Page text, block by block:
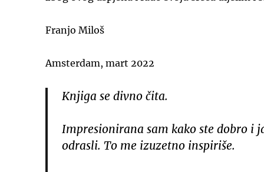
Franjo Miloš
Amsterdam, mart 2022
Knjiga se divno čita.
Impresionirana sam kako ste dobro i
odrasli. To me izuzetno inspiriše.